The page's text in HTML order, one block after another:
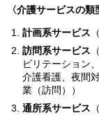
〈介護サービスの類
計画系サービス
訪問系サービス
ビリテーション
介護看護、夜間
業（訪問））
通所系サービス